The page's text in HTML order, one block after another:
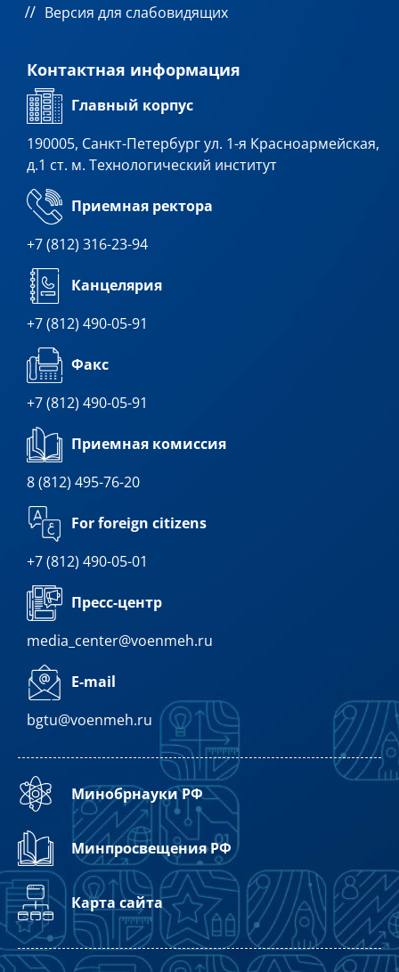
Версия для слабовидящих
Контактная информация
Главный корпус
190005, Санкт-Петербург ул. 1-я Красноармейская,
д.1 ст. м. Технологический институт
Приемная ректора
+7 (812) 316-23-94
Канцелярия
+7 (812) 490-05-91
Факс
+7 (812) 490-05-91
Приемная комиссия
8 (812) 495-76-20
For foreign citizens
+7 (812) 490-05-01
Пресс-центр
media_center@voenmeh.ru
E-mail
bgtu@voenmeh.ru
Минобрнауки РФ
Минпросвещения РФ
Карта сайта